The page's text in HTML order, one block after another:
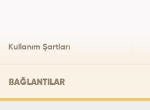
Kullanım Şartları
BAĞLANTILAR